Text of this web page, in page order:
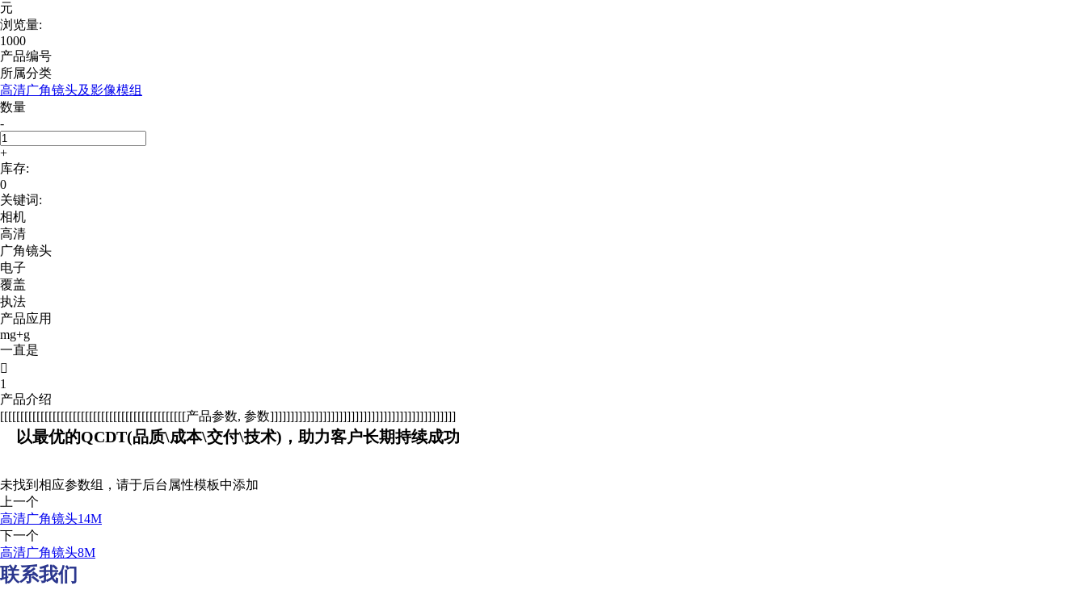
元
浏览量:
1000
产品编号
所属分类
高清广角镜头及影像模组
数量
-
+
库存:
0
关键词:
相机
高清
广角镜头
电子
覆盖
执法
产品应用
mg+g
一直是

1
产品介绍
[[[[[[[[[[[[[[[[[[[[[[[[[[[[[[[[[[[[[[[[[[[[[[产品参数, 参数]]]]]]]]]]]]]]]]]]]]]]]]]]]]]]]]]]]]]]]]]]]]]]
以最优的QCDT(品质\成本\交付\技术)，助力客户长期持续成功
未找到相应参数组，请于后台属性模板中添加
上一个
高清广角镜头14M
下一个
高清广角镜头8M
联系我们